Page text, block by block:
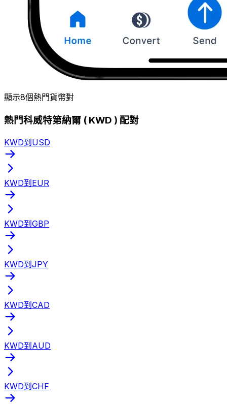
顯示8個熱門貨幣對
熱門科威特第納爾 ( KWD ) 配對
KWD到USD
KWD到EUR
KWD到GBP
KWD到JPY
KWD到CAD
KWD到AUD
KWD到CHF